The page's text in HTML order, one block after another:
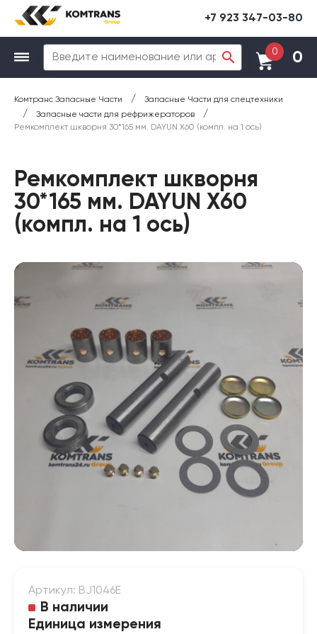
+7 923 347-03-80
0 0
Комтранс Запасные Части / Запасные Части для спецтехники
/ Запасные части для рефрижераторов /
Ремкомплект шкворня 30*165 мм. DAYUN X60 (компл. на 1 ось)
Ремкомплект шкворня
30*165 мм. DAYUN X60
(компл. на 1 ось)
Артикул: BJ1046E
В наличии
Единица измерения